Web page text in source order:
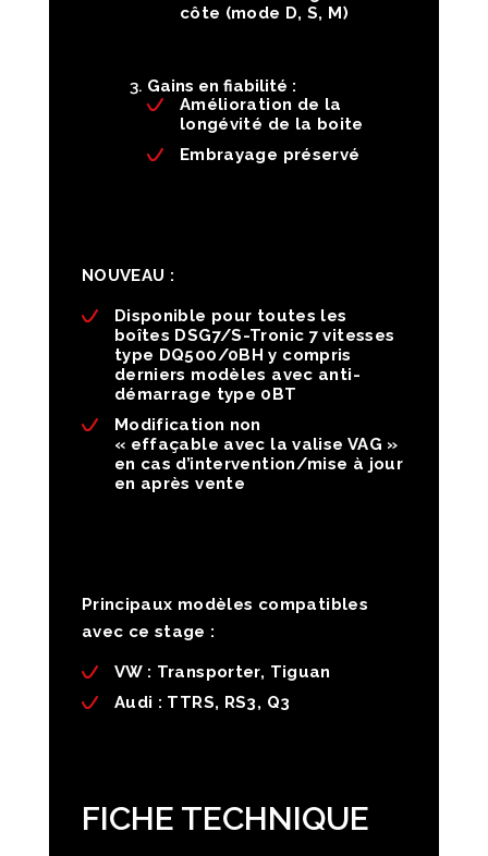
côte (mode D, S, M)
Gains en fiabilité :
Amélioration de la
longévité de la boite
Embrayage préservé
NOUVEAU :
Disponible pour toutes les
boîtes DSG7/S-Tronic 7 vitesses
type DQ500/0BH y compris
derniers modèles avec anti-
démarrage type 0BT
Modification non
« effaçable avec la valise VAG »
en cas d’intervention/mise à jour
en après vente
Principaux modèles compatibles
avec ce stage :
VW : Transporter, Tiguan
Audi : TTRS, RS3, Q3
FICHE TECHNIQUE